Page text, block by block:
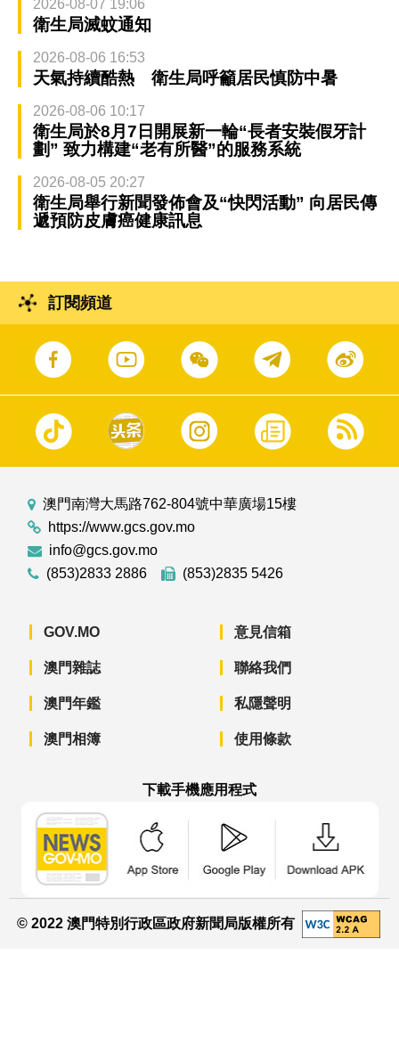
2026-08-07 19:06
衛生局滅蚊通知
2026-08-06 16:53
天氣持續酷熱 衛生局呼籲居民慎防中暑
2026-08-06 10:17
衛生局於8月7日開展新一輪“長者安裝假牙計
劃” 致力構建“老有所醫”的服務系統
2026-08-05 20:27
衛生局舉行新聞發佈會及“快閃活動” 向居民傳
遞預防皮膚癌健康訊息
訂閱頻道
澳門南灣大馬路762-804號中華廣場15樓
https://www.gcs.gov.mo
info@gcs.gov.mo
(853)2833 2886
(853)2835 5426
GOV.MO
澳門雜誌
澳門年鑑
澳門相簿
意見信箱
聯絡我們
私隱聲明
使用條款
下載手機應用程式
© 2022 澳門特別行政區政府新聞局版權所有